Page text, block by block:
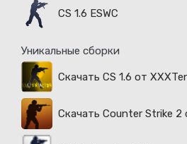
CS 1.6 ESWC
Уникальные сборки
Скачать CS 1.6 от
Скачать Counter Strike 2